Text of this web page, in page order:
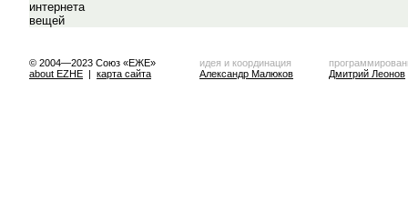
© 2004—2023 Союз «ЕЖЕ»
about EZHE | карта сайта
идея и координация
Александр Малюков
Дмитрий Леонов